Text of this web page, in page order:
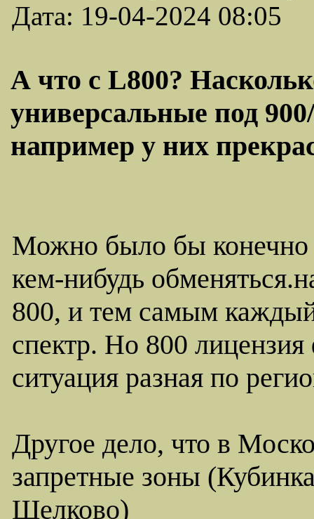
Дата: 19-04-2024 08:05
А что с L800?
универсальные под
например у них
Можно было бы конечно
кем-нибудь
800, и тем самым
спектр. Но 800
ситуация разная по
Другое дело, что в
запретные зоны
Щелково)